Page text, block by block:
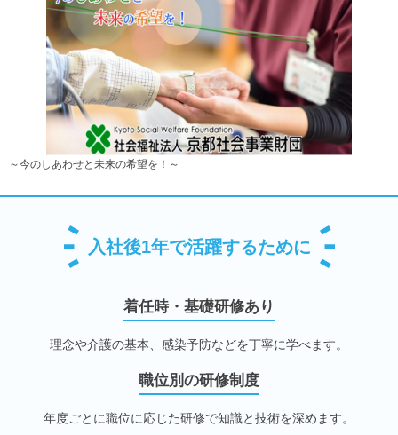
～今のしあわせと未来の希望を！～
入社後1年で活躍するために
着任時・基礎研修あり
理念や介護の基本、感染予防などを丁寧に学べます。
職位別の研修制度
年度ごとに職位に応じた研修で知識と技術を深めます。